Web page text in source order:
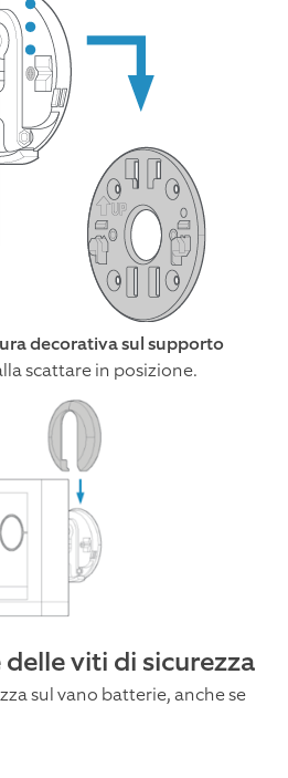
decorativa sul supporto
scattare in posizione.
viti di sicurezza
sul vano batterie, anche se